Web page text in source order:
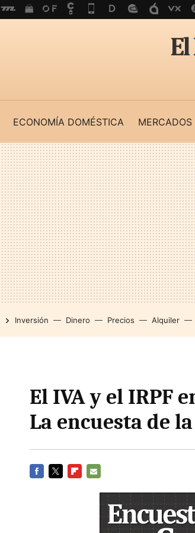
ECONOMÍA DOMÉSTICA
Inversión Dinero Precios Alquiler
El IVA y el IRPF
La encuesta de